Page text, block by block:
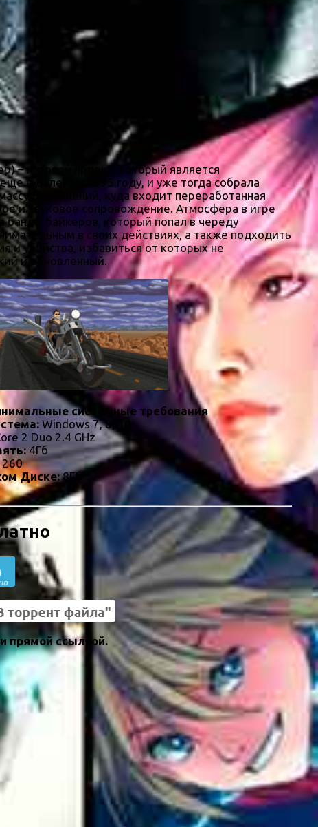
– игровой проект, который является
в далеком 1995 году, и уже тогда собрала
дополнений, куда входит переработанная
и звуковое сопровождение. Атмосфера в игре
банды байкеров, который попал в череду
в своих действиях, а также подходить
и убийства, избавиться от которых не
и обновленный.
системные требования
Windows 7, 8, 10
2 Duo 2.4 GHz
4Гб
260
Диске:8Гб
прямой ссылкой.